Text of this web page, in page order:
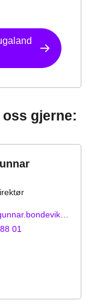
gjerne:
01